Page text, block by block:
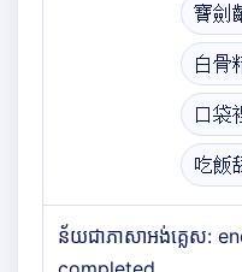
寶劍
白骨
口袋
吃飯
ន័យជាភាសាអង់គ្លេស: